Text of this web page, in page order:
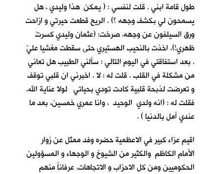
طول قامة ابني . قلت لنفسي : ( يمكن هذا وليدي ، هل
يسمحون لي بكشف وجهه ؟) . الريح قطعت حيرتي و ازاحت
ورق السيلفون عن وجهه. صرخت: (عثمان وليدي كسرتَ
ظهري!). اخذت بالنحيب الهستيري حتى سقطت مغشيا عليّ
. بعد استفاقتي في اليوم التالي : سألني الطبيب هل تعاني
من مشكلة في القلب . قلت له : لا . اخبرني ان قلبي توقف
و تعرضت لذبحة قلبية كادت تودي بحياتي لولا عناية الله.
فقلت له : (انه ولدي الوحيد ، وانا عمري خمسين، بعد ما
عندي أمل بالدنيا ) .
اقيم عزاء كبير في الاعظمية حضره وفد ممثل عن زوار
الأمام الكاظم والكثير من الشيوخ و الوجهاء و المسؤولين
الحكوميين ومن كل الاحزاب و الاتجاهات، عرفاناً منهم